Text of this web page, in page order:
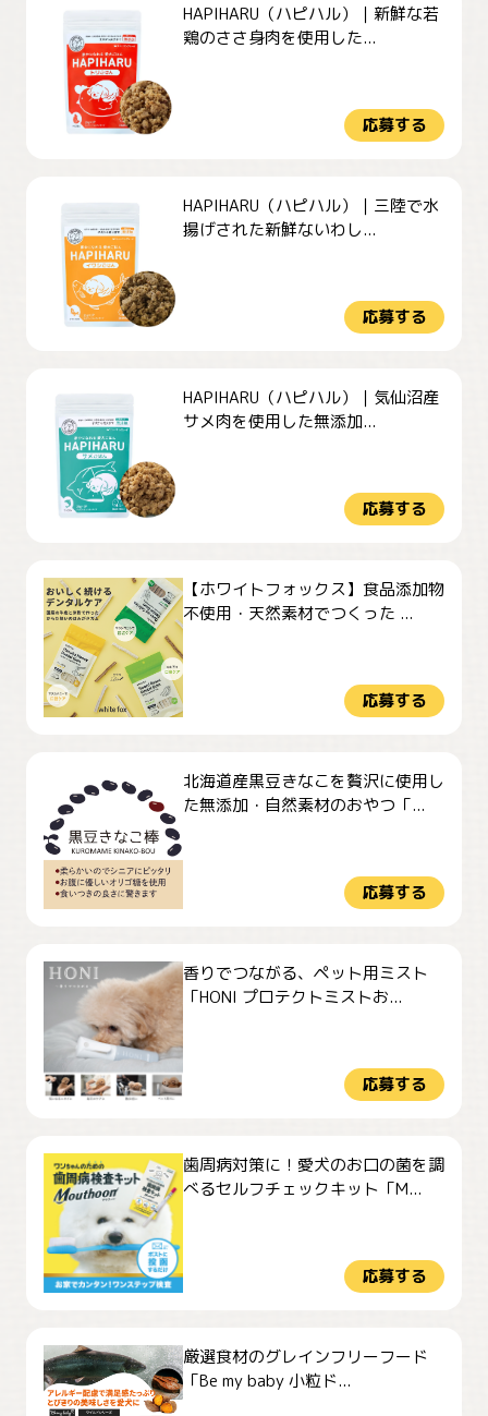
HAPIHARU（ハピハル）｜新鮮な若
鶏のささ身肉を使用した...
応募する
HAPIHARU（ハピハル）｜三陸で水
揚げされた新鮮ないわし...
応募する
HAPIHARU（ハピハル）｜気仙沼産
サメ肉を使用した無添加...
応募する
【ホワイトフォックス】食品添加物
不使用・天然素材でつくった ...
応募する
北海道産黒豆きなこを贅沢に使用し
た無添加・自然素材のおやつ「...
応募する
香りでつながる、ペット用ミスト
「HONI プロテクトミストお...
応募する
歯周病対策に！愛犬のお口の菌を調
べるセルフチェックキット「M...
応募する
厳選食材のグレインフリーフード
「Be my baby 小粒ド...